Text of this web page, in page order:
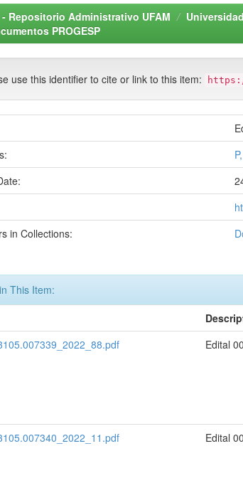
- Repositorio Administrativo UFAM
PROGESP
use this identifier to cite or link to this item:
in Collections:
This Item:
Edital
Edital